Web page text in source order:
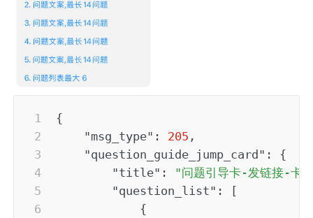
{
"msg_type" : 205 ,
"question_guide_jump_card" :
{
"title" :
"问题引导卡-发链接-卡
"question_list" :
[
{